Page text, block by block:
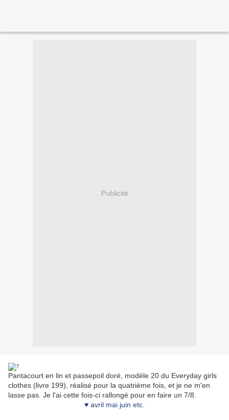
Publicité
Pantacourt en lin et passepoil doré, modèle 20 du Everyday girls
clothes (livre 199), réalisé pour la quatrième fois, et je ne m'en
lasse pas. Je l'ai cette fois-ci rallongé pour en faire un 7/8.
♥ avril mai juin etc.